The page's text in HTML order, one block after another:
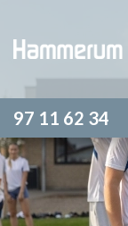
main
97 11 62 34